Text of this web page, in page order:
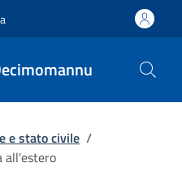
e stato civile /
all'estero